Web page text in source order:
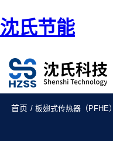
沈氏节能
首页 / 板翅式传热器（PFHE）